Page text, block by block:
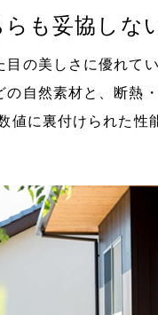
も妥協しな
目の美しさに優れて
の自然素材と、断熱
値に裏付けられた性